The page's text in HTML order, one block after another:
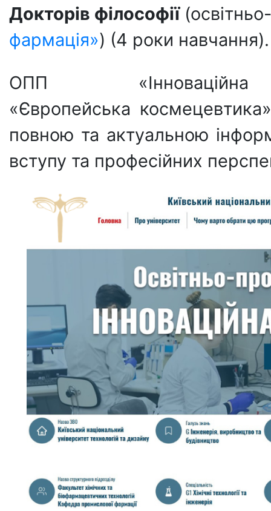
Докторів філософії
фармація») (4 роки навчання).
ОПП
«Європейська
повною та актуальною
вступу та професійних